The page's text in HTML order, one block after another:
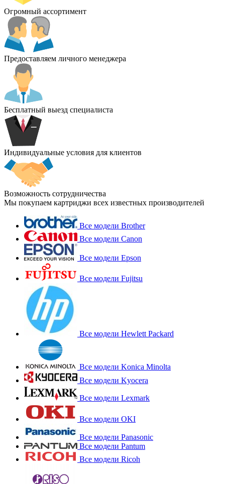
Огромный ассортимент
Предоставляем личного менеджера
Бесплатный выезд специалиста
Индивидуальные условия для клиентов
Возможность сотрудничества
Мы покупаем картриджи всех известных производителей
Все модели Brother
Все модели Canon
Все модели Epson
Все модели Fujitsu
Все модели Hewlett Packard
Все модели Konica Minolta
Все модели Kyocera
Все модели Lexmark
Все модели OKI
Все модели Panasonic
Все модели Pantum
Все модели Ricoh